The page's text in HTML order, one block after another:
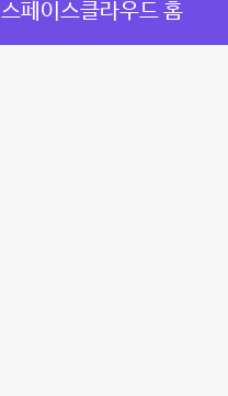
스페이스클라우드 홈